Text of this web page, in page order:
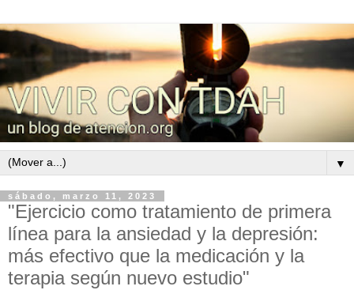
▼
sábado, marzo 11, 2023
"Ejercicio como tratamiento de primera
línea para la ansiedad y la depresión:
más efectivo que la medicación y la
terapia según nuevo estudio"